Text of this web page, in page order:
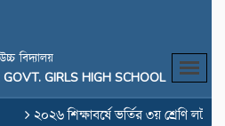
বিদ্যালয়
GIRLS HIGH SCHOOL
২০২৬ শিক্ষাবর্ষে ভর্তির ৩য় শ্রেণি